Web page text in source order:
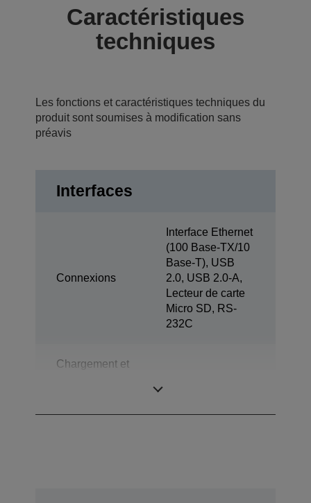
Caractéristiques
techniques
Les fonctions et caractéristiques techniques du
produit sont soumises à modification sans
préavis
Interfaces
Connexions
Interface Ethernet
(100 Base-TX/10
Base-T), USB
2.0, USB 2.0-A,
Lecteur de carte
Micro SD, RS-
232C
Chargement et